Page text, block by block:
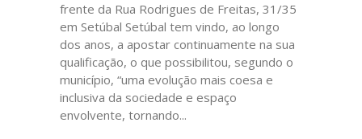
frente da Rua Rodrigues de Freitas, 31/35
em Setúbal Setúbal tem vindo, ao longo
dos anos, a apostar continuamente na sua
qualificação, o que possibilitou, segundo o
município, “uma evolução mais coesa e
inclusiva da sociedade e espaço
envolvente, tornando...